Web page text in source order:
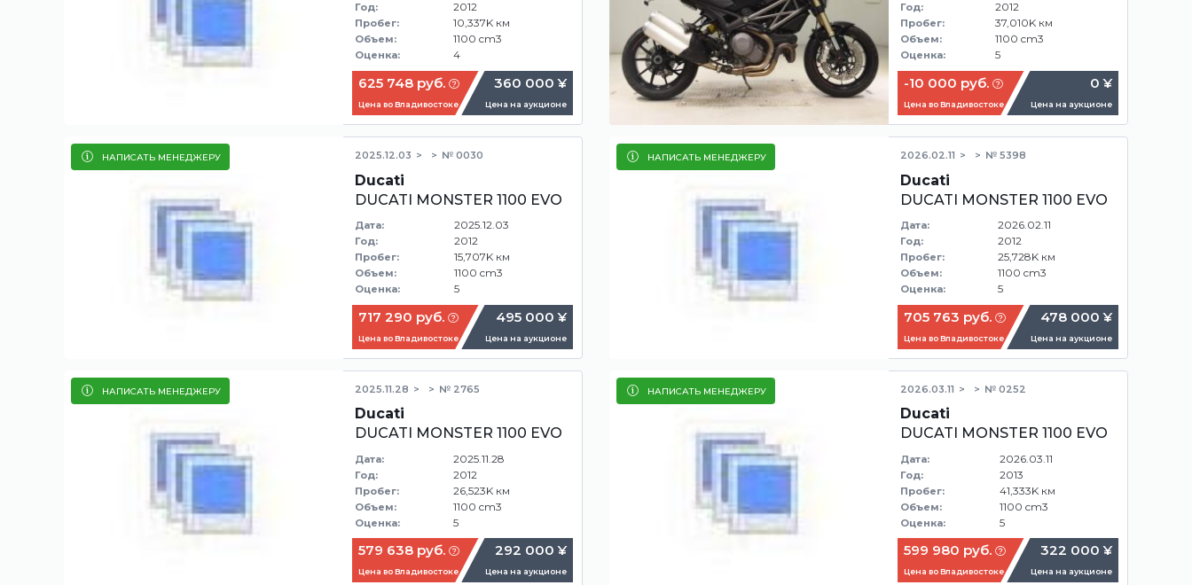
Год: 2012
Пробег: 10,337K км
Объем: 1100 cm3
Оценка: 4
625 748 руб.
Цена во Владивостоке
360 000 ¥
Цена на аукционе
Год: 2012
Пробег: 37,010K км
Объем: 1100 cm3
Оценка: 5
-10 000 руб.
Цена во Владивостоке
0 ¥
Цена на аукционе
НАПИСАТЬ МЕНЕДЖЕРУ 2025.12.03 № 0030
Ducati
DUCATI MONSTER 1100 EVO
Дата: 2025.12.03
Год: 2012
Пробег: 15,707K км
Объем: 1100 cm3
Оценка: 5
717 290 руб.
Цена во Владивостоке
495 000 ¥
Цена на аукционе
НАПИСАТЬ МЕНЕДЖЕРУ 2026.02.11 № 5398
Ducati
DUCATI MONSTER 1100 EVO
Дата: 2026.02.11
Год: 2012
Пробег: 25,728K км
Объем: 1100 cm3
Оценка: 5
705 763 руб.
Цена во Владивостоке
478 000 ¥
Цена на аукционе
НАПИСАТЬ МЕНЕДЖЕРУ 2025.11.28 № 2765
Ducati
DUCATI MONSTER 1100 EVO
Дата: 2025.11.28
Год: 2012
Пробег: 26,523K км
Объем: 1100 cm3
Оценка: 5
579 638 руб.
Цена во Владивостоке
292 000 ¥
Цена на аукционе
НАПИСАТЬ МЕНЕДЖЕРУ 2026.03.11 № 0252
Ducati
DUCATI MONSTER 1100 EVO
Дата: 2026.03.11
Год: 2013
Пробег: 41,333K км
Объем: 1100 cm3
Оценка: 5
599 980 руб.
Цена во Владивостоке
322 000 ¥
Цена на аукционе